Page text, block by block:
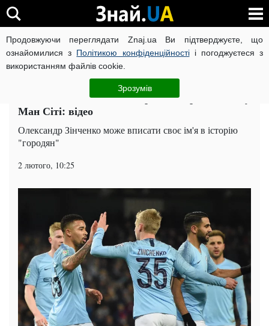
Продовжуючи переглядати Znaj.ua Ви підтверджуєте, що
ознайомилися з Політикою конфіденційностіі погоджуєтеся з
використанням файлів cookie.
Зрозумів
ВІЙНА РОСІЇ ПРОТИ УКРАЇНИ КОРОНАВІРУС В УКРАЇНІ
ЧИТАТЬ НА РУССКОМ
Зінченко може стати автором найкращого голу
Ман Сіті: відео
Олександр Зінченко може вписати своє ім'я в історію
"городян"
2 лютого, 10:25